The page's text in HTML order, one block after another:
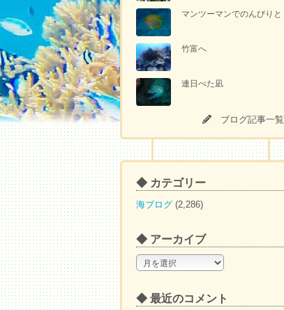
マンツーマンでのんびりと
竹富へ
連日べた凪
ブログ記事一覧
◆ カテゴリー
海ブログ (2,286)
◆ アーカイブ
◆
ア
カ
◆ 最近のコメント